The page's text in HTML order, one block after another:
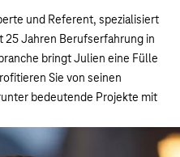
und Referent, spezialisiert
25 Jahren Berufserfahrung in
bringt Julien eine Fülle
Sie von seinen
bedeutende Projekte mit